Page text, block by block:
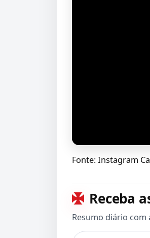
Fonte: Instagram
Receba
Resumo diário com